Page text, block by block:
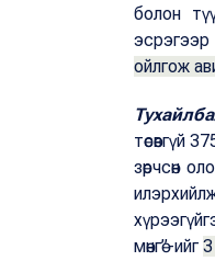
болон
эсрэгээр
ойлгож
төсөвгүй
зөрчсөн
мөнгө”-ийг